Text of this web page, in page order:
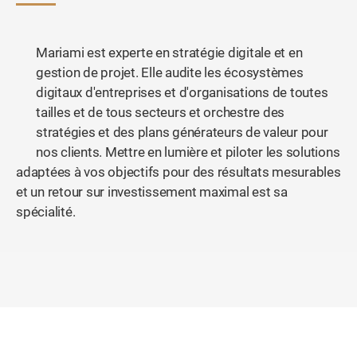
Mariami est experte en stratégie digitale et en
gestion de projet. Elle audite les écosystèmes
digitaux d'entreprises et d'organisations de toutes
tailles et de tous secteurs et orchestre des
stratégies et des plans générateurs de valeur pour
nos clients. Mettre en lumière et piloter les solutions
adaptées à vos objectifs pour des résultats mesurables
et un retour sur investissement maximal est sa
spécialité.